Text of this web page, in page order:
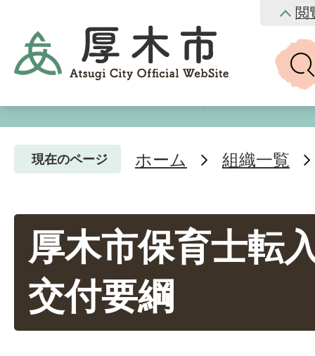
閲
現在のページ ホーム 組織一覧
厚木市保育士転
交付要綱